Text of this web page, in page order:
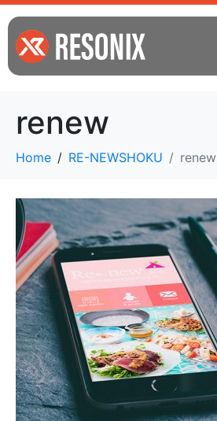
renew
Home RE-NEWSHOKU renew